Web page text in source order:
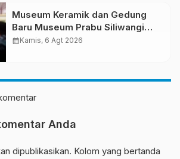
Museum Keramik dan Gedung
Baru Museum Prabu Siliwangi
Diresmikan, Ponpes Al-Fath
calendar_monthKamis, 6 Agt 2026
Anda
dipublikasikan. Kolom yang bertanda